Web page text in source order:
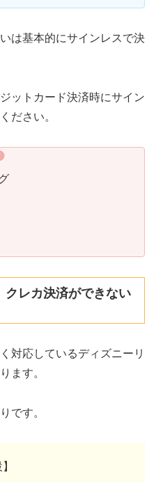
は基本的にサインレスで決
ットカード決済時にサイン
ださい。
クレカ決済ができない
対応しているディズニーリ
ます。
です。